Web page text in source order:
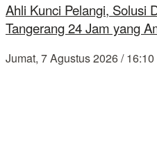
Ahli Kunci Pelangi, Solusi
Tangerang 24 Jam yang
Jumat, 7 Agustus 2026 / 16:10